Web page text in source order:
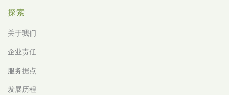
探索
关于我们
企业责任
服务据点
发展历程